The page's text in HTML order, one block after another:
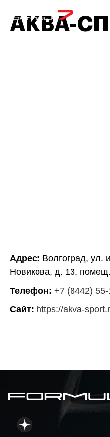
АКВА-
Адрес: Волгоград, ул.
Новикова, д. 13,
Телефон: +7 (8442) 55-
Сайт: https://akva-